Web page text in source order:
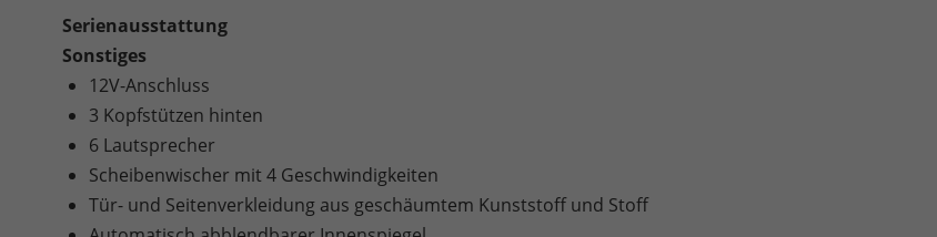
Serienausstattung
Sonstiges
12V-Anschluss
3 Kopfstützen hinten
6 Lautsprecher
Scheibenwischer mit 4 Geschwindigkeiten
Tür- und Seitenverkleidung aus geschäumtem Kunststoff und Stoff